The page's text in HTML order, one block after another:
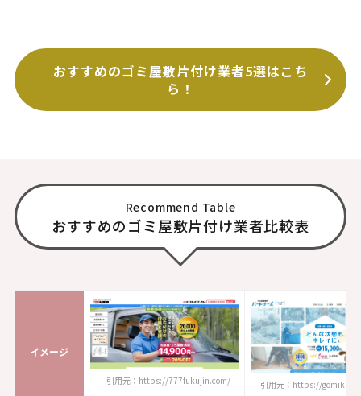
おすすめのゴミ屋敷片付け業者5選はこち
ら！
Recommend Table
おすすめのゴミ屋敷片付け業者比較表
イメージ
引用元：https://777fukujin.com/ 引用元：https://